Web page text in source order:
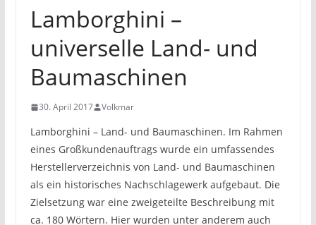
Lamborghini –
universelle Land- und
Baumaschinen
30. April 2017 Volkmar
Lamborghini – Land- und Baumaschinen. Im Rahmen
eines Großkundenauftrags wurde ein umfassendes
Herstellerverzeichnis von Land- und Baumaschinen
als ein historisches Nachschlagewerk aufgebaut. Die
Zielsetzung war eine zweigeteilte Beschreibung mit
ca. 180 Wörtern. Hier wurden unter anderem auch